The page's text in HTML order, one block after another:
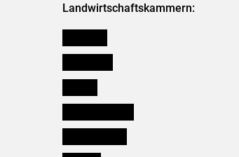
Landwirtschaftskammern: